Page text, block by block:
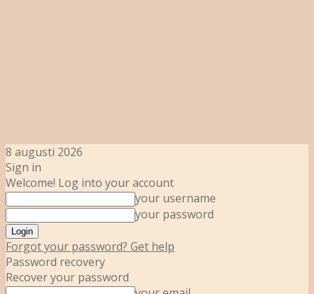
8 augusti 2026
Sign in
Welcome! Log into your account
your username
your password
Forgot your password? Get help
Password recovery
Recover your password